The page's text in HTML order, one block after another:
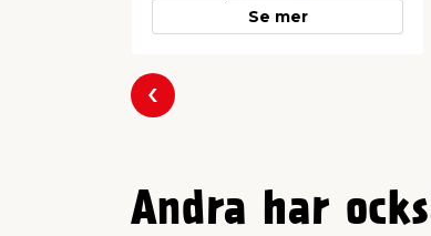
Se mer
Föregående
Andra har